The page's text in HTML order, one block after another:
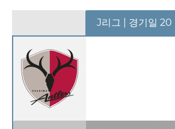
J리그 | 경기일 20